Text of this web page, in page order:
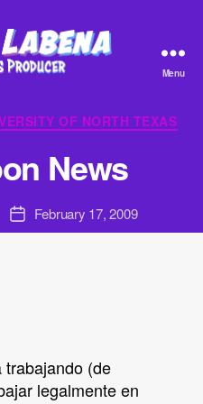
-
Producer
Menu
CategoriesOF NORTH TEXAS
News
Post
date
February 17, 2009
(de
legalmente en